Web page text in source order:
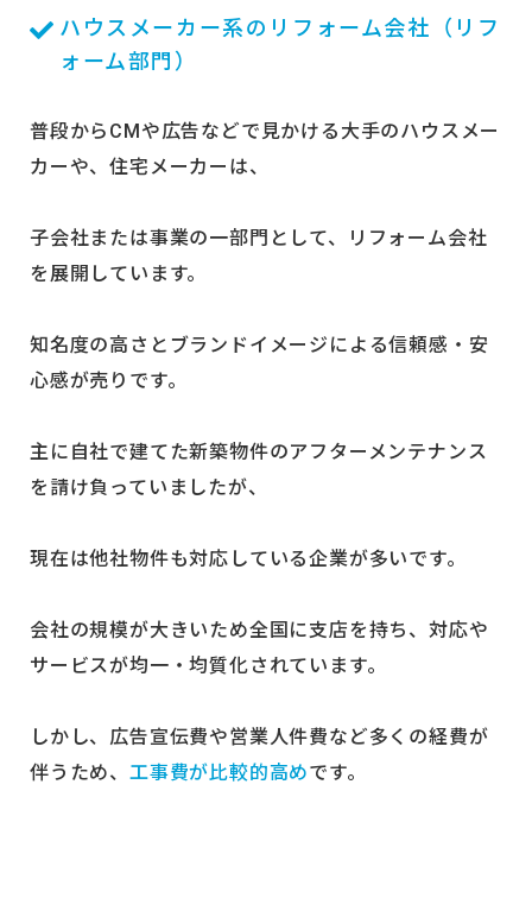
ハウスメーカー系のリフォーム会社（リフ
ォーム部門）
普段からCMや広告などで見かける大手のハウスメー
カーや、住宅メーカーは、
子会社または事業の一部門として、リフォーム会社
を展開しています。
知名度の高さとブランドイメージによる信頼感・安
心感が売りです。
主に自社で建てた新築物件のアフターメンテナンス
を請け負っていましたが、
現在は他社物件も対応している企業が多いです。
会社の規模が大きいため全国に支店を持ち、対応や
サービスが均一・均質化されています。
しかし、広告宣伝費や営業人件費など多くの経費が
伴うため、 工事費が比較的高めです。